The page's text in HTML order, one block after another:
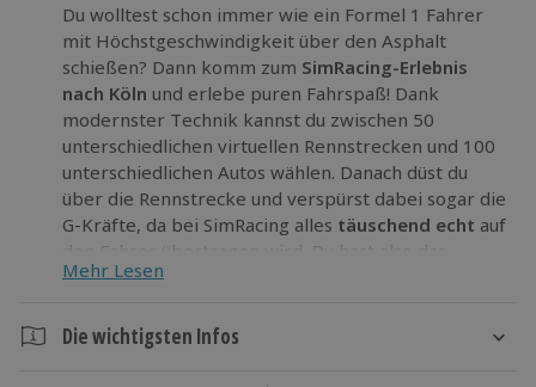
Du wolltest schon immer wie ein Formel 1 Fahrer
mit Höchstgeschwindigkeit über den Asphalt
schießen? Dann komm zum SimRacing-Erlebnis
nach Köln und erlebe puren Fahrspaß! Dank
modernster Technik kannst du zwischen 50
unterschiedlichen virtuellen Rennstrecken und 100
unterschiedlichen Autos wählen. Danach düst du
über die Rennstrecke und verspürst dabei sogar die
G-Kräfte, da bei SimRacing alles täuschend echt auf
den Fahrer übertragen wird. Du hast also das
Gefühl, die ganze Zeit in einem richtigen
Buche deinenpersönlichen Grand Prix
Mehr Lesen
Die wichtigsten Infos